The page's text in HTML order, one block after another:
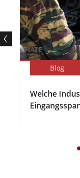
Blog
Welche